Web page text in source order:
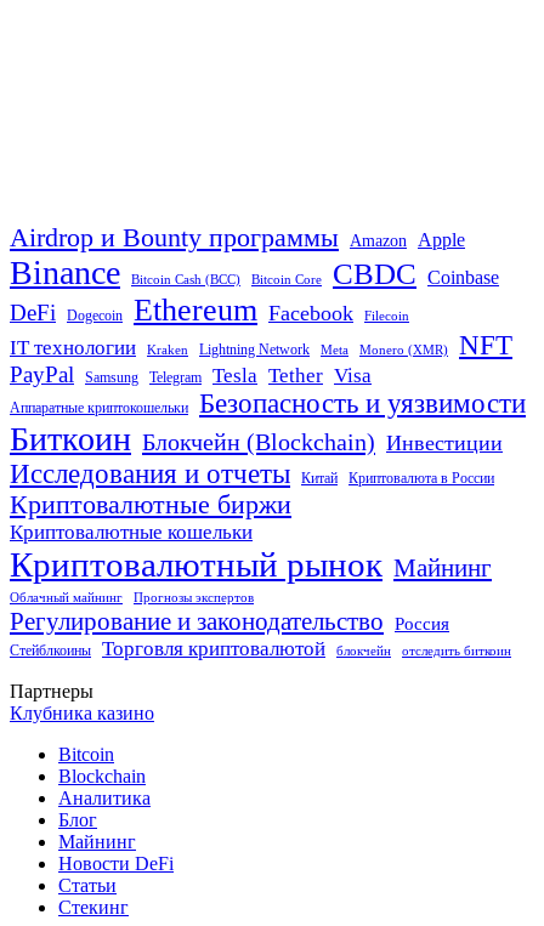
Airdrop и Bounty программы Amazon Apple
Binance Bitcoin Cash (BCC) Bitcoin Core CBDC Coinbase
DeFi Dogecoin Ethereum Facebook Filecoin
IT технологии Kraken Lightning Network Meta Monero (XMR) NFT
PayPal Samsung Telegram Tesla Tether Visa
Аппаратные криптокошельки Безопасность и уязвимости
Биткоин Блокчейн (Blockchain) Инвестиции
Исследования и отчеты Китай Криптовалюта в России
Криптовалютные биржи
Криптовалютные кошельки
Криптовалютный рынок Майнинг
Облачный майнинг Прогнозы экспертов
Регулирование и законодательство Россия
Стейблкоины Торговля криптовалютой блокчейн отследить биткоин
Партнеры
Клубника казино
Bitcoin
Blockchain
Аналитика
Блог
Майнинг
Новости DeFi
Статьи
Стекинг